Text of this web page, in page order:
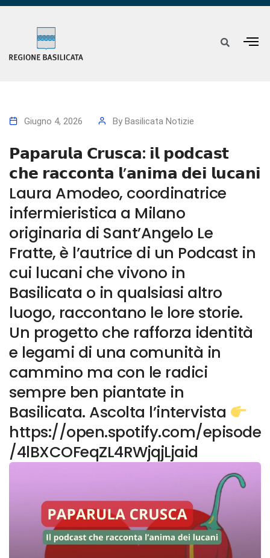
Giugno 4, 2026 By Basilicata Notizie
𝗣𝗮𝗽𝗮𝗿𝘂𝗹𝗮 𝗖𝗿𝘂𝘀𝗰𝗮: 𝗶𝗹 𝗽𝗼𝗱𝗰𝗮𝘀𝘁
𝗰𝗵𝗲 𝗿𝗮𝗰𝗰𝗼𝗻𝘁𝗮 𝗹’𝗮𝗻𝗶𝗺𝗮 𝗱𝗲𝗶 𝗹𝘂𝗰𝗮𝗻𝗶
Laura Amodeo, coordinatrice
infermieristica a Milano
originaria di Sant’Angelo Le
Fratte, è l’autrice di un Podcast in
cui lucani che vivono in
Basilicata o in qualsiasi altro
luogo, raccontano le lore storie.
Un progetto che rafforza identità
e legami di una comunità in
cammino ma con le radici
sempre ben piantate in
Basilicata. Ascolta l’intervista
https://open.spotify.com/episode
/4lBXCOFeqZL4RWjqjLjaid